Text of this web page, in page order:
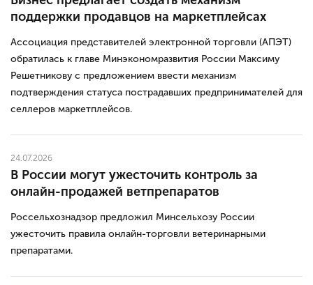
поддержки продавцов на маркетплейсах
Ассоциация представителей электронной торговли (АПЭТ)
обратилась к главе Минэкономразвития России Максиму
Решетникову с предложением ввести механизм
подтверждения статуса пострадавших предпринимателей для
селлеров маркетплейсов.
24.07.2026
В России могут ужесточить контроль за
онлайн-продажей ветпрепаратов
Россельхознадзор предложил Минсельхозу России
ужесточить правила онлайн-торговли ветеринарными
препаратами.